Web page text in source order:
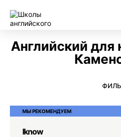
Английский
МЫ РЕКОМЕНДУЕМ
Iknow